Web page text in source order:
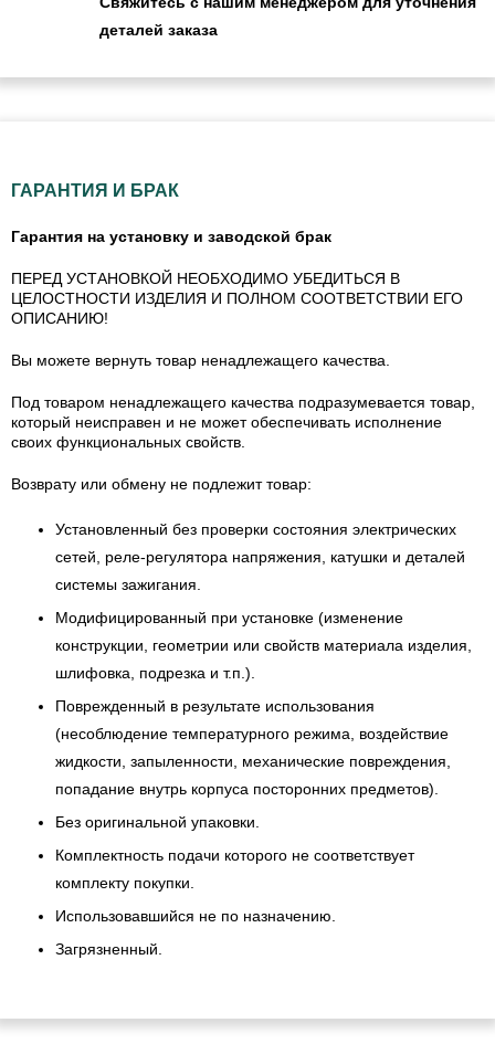
деталей заказа
ГАРАНТИЯ И БРАК
Гарантия на установку и заводской брак
ПЕРЕД УСТАНОВКОЙ НЕОБХОДИМО УБЕДИТЬСЯ В
ЦЕЛОСТНОСТИ ИЗДЕЛИЯ И ПОЛНОМ СООТВЕТСТВИИ ЕГО
ОПИСАНИЮ!
Вы можете вернуть товар ненадлежащего качества.
Под товаром ненадлежащего качества подразумевается товар,
который неисправен и не может обеспечивать исполнение
своих функциональных свойств.
Возврату или обмену не подлежит товар:
Установленный без проверки состояния электрических
сетей, реле-регулятора напряжения, катушки и деталей
системы зажигания.
Модифицированный при установке (изменение
конструкции, геометрии или свойств материала изделия,
шлифовка, подрезка и т.п.).
Поврежденный в результате использования
(несоблюдение температурного режима, воздействие
жидкости, запыленности, механические повреждения,
попадание внутрь корпуса посторонних предметов).
Без оригинальной упаковки.
Комплектность подачи которого не соответствует
комплекту покупки.
Использовавшийся не по назначению.
Загрязненный.